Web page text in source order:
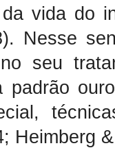
vida do
Nesse
seu
padrão
Heimberg